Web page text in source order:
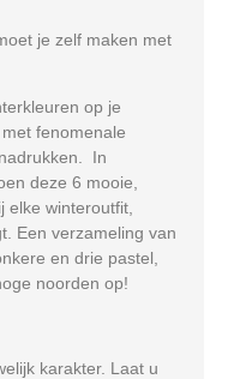
je zelf maken met
op je
fenomenale
In
deze 6 mooie,
elke winteroutfit,
Een verzameling van
en drie pastel,
noorden op!
karakter. Laat u